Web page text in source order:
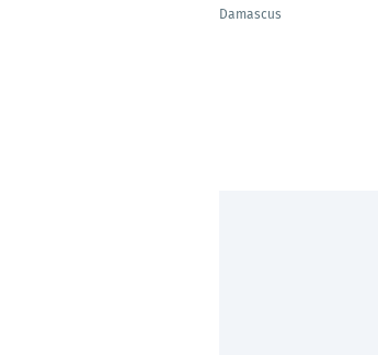
Damascus